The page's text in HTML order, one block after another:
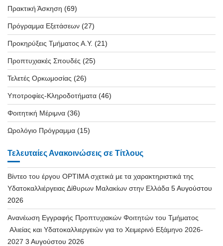
Πρακτική Άσκηση (69)
Πρόγραμμα Εξετάσεων (27)
Προκηρύξεις Τμήματος Α.Υ. (21)
Προπτυχιακές Σπουδές (25)
Τελετές Ορκωμοσίας (26)
Υποτροφίες-Κληροδοτήματα (46)
Φοιτητική Μέριμνα (36)
Ωρολόγιο Πρόγραμμα (15)
Τελευταίες Ανακοινώσεις σε Τίτλους
Βίντεο του έργου OPTIMA σχετικά με τα χαρακτηριστικά της
Υδατοκαλλιέργειας Δίθυρων Μαλακίων στην Ελλάδα 5 Αυγούστου
2026
Ανανέωση Εγγραφής Προπτυχιακών Φοιτητών του Τμήματος
Αλιείας και Υδατοκαλλιεργειών για το Χειμερινό Εξάμηνο 2026-
2027 3 Αυγούστου 2026